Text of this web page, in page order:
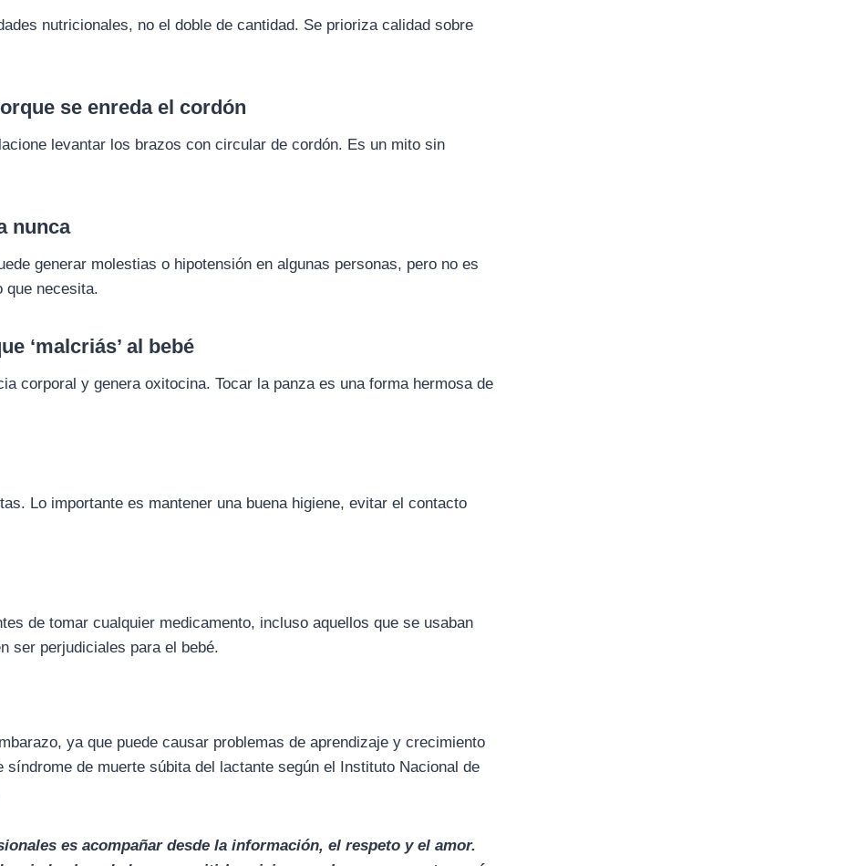
nutricionales, no el doble de cantidad. Se prioriza calidad sobre
se enreda el cordón
levantar los brazos con circular de cordón. Es un mito sin
nunca
generar molestias o hipotensión en algunas personas, pero no es
que necesita.
‘malcriás’ al bebé
corporal y genera oxitocina. Tocar la panza es una forma hermosa de
Lo importante es mantener una buena higiene, evitar el contacto
de tomar cualquier medicamento, incluso aquellos que se usaban
ser perjudiciales para el bebé.
ya que puede causar problemas de aprendizaje y crecimiento
de muerte súbita del lactante según el Instituto Nacional de
es acompañar desde la información, el respeto y el amor.